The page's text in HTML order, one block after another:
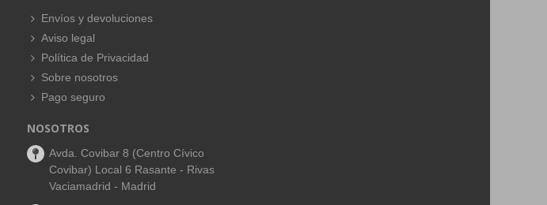
Envíos y devoluciones
Aviso legal
Política de Privacidad
Sobre nosotros
Pago seguro
NOSOTROS
Avda. Covibar 8 (Centro Cívico
Covibar) Local 6 Rasante - Rivas
Vaciamadrid - Madrid